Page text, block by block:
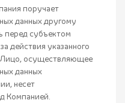
поручает
данных другому
перед субъектом
действия указанного
Лицо, осуществляющее
данных
несет
Компанией.